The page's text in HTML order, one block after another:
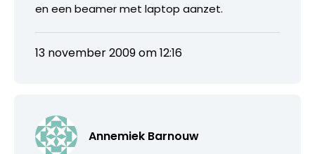
en een beamer met laptop aanzet.
13 november 2009 om 12:16
Annemiek Barnouw